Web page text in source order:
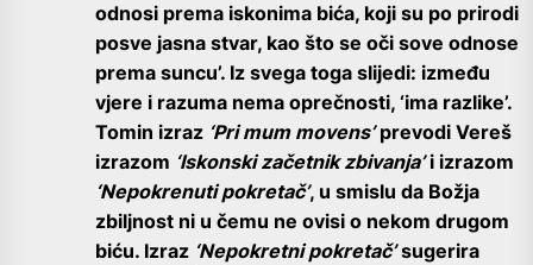
odnosi prema iskonima bića, koji su po prirodi
posve jasna stvar, kao što se oči sove odnose
prema suncu’. Iz svega toga slijedi: između
vjere i razuma nema oprečnosti, ‘ima razlike’.
Tomin izraz ‘Pri mum movens’prevodi Vereš
izrazom ‘Iskonski začetnik zbivanja’i izrazom
‘Nepokrenuti pokretač’, u smislu da Božja
zbiljnost ni u čemu ne ovisi o nekom drugom
biću. Izraz ‘Nepokretni pokretač’sugerira